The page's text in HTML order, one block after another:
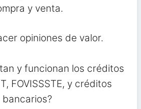
y venta.
opiniones de valor.
y funcionan los créditos
FOVISSSTE, y créditos
bancarios?